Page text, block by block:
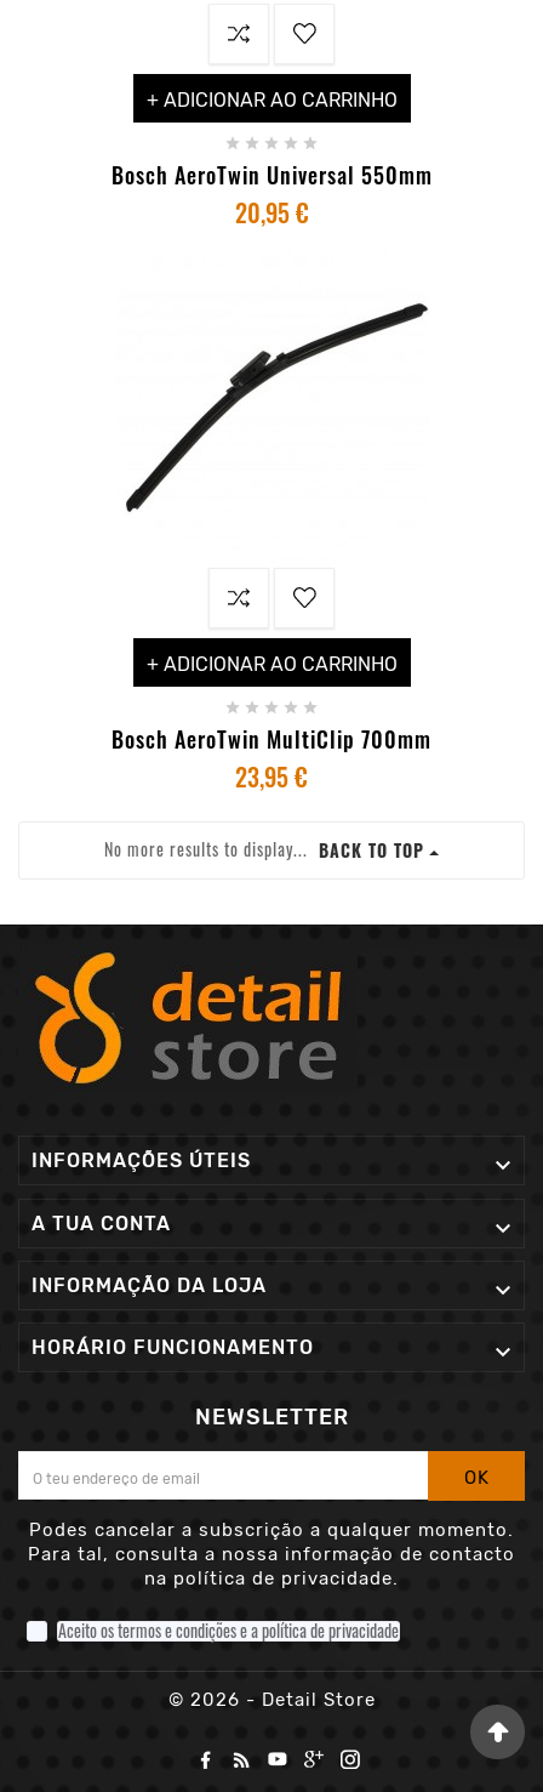
+ ADICIONAR AO CARRINHO
    
Bosch AeroTwin Universal 550mm
20,95 €
+ ADICIONAR AO CARRINHO
    
Bosch AeroTwin MultiClip 700mm
23,95 €
No more results to display... BACK TO TOP
INFORMAÇÕES ÚTEIS 
A TUA CONTA 
INFORMAÇÃO DA LOJA 
HORÁRIO FUNCIONAMENTO 
NEWSLETTER
OK
Podes cancelar a subscrição a qualquer momento.
Para tal, consulta a nossa informação de contacto
na política de privacidade.
Aceito os termos e condições e a política de privacidade
© 2026 - Detail Store